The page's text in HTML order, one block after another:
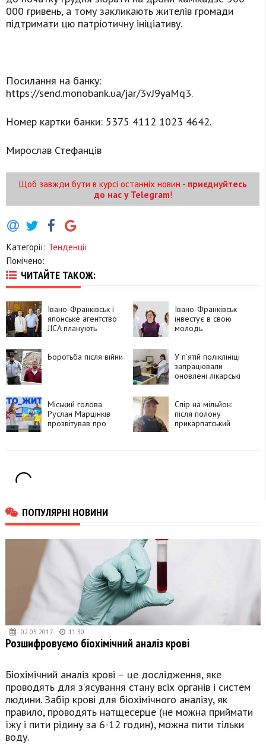
000 гривень, а тому закликають жителів громади
підтримати цю патріотичну ініціативу.
Посилання на банку:
https://send.monobank.ua/jar/3vJ9yaMq3.
Номер картки банки: 5375 4112 1023 4642.
Мирослав Стефанців
Щоб завжди бути в курсі останніх новин - приєднуйтесь
до нас у Telegram!
Категорії: Тенденції
Помічено:
ЧИТАЙТЕ ТАКОЖ:
Івано-Франківськ і
японське агентство
JICA планують
ветеранів війни і
Івано-Франківськ
інвестує в свою
молодь
Боротьба після війни
У п’ятій поліклініці
запрацювали
оновлені лікарські
Міський голова
Руслан Марцінків
прозвітував про
Спір на мільйон:
після полону
прикарпатський
ПОПУЛЯРНІ НОВИНИ
02.05.2017 11:30
Розшифровуємо біохімічний аналіз крові
Біохімічний аналіз крові – це дослідження, яке
проводять для з’ясування стану всіх органів і систем
людини. Забір крові для біохімічного аналізу, як
правило, проводять натщесерце (не можна приймати
їжу і пити рідину за 6-12 годин), можна пити тільки
воду.